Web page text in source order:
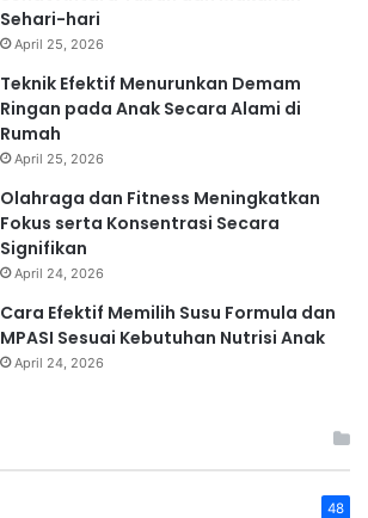
Sehari-hari
April 25, 2026
Teknik Efektif Menurunkan Demam
Ringan pada Anak Secara Alami di
Rumah
April 25, 2026
Olahraga dan Fitness Meningkatkan
Fokus serta Konsentrasi Secara
Signifikan
April 24, 2026
Cara Efektif Memilih Susu Formula dan
MPASI Sesuai Kebutuhan Nutrisi Anak
April 24, 2026
48